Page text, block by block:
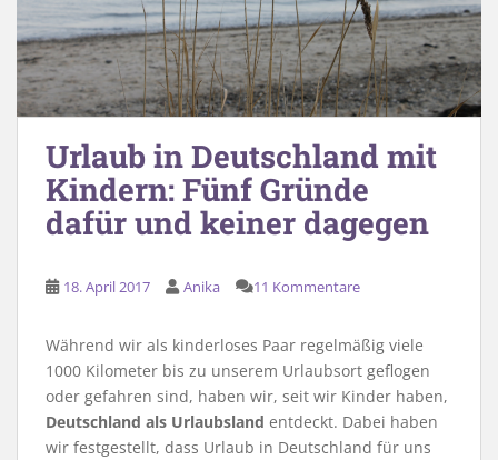
Urlaub in Deutschland mit
Kindern: Fünf Gründe
dafür und keiner dagegen
18. April 2017 Anika 11 Kommentare
Während wir als kinderloses Paar regelmäßig viele
1000 Kilometer bis zu unserem Urlaubsort geflogen
oder gefahren sind, haben wir, seit wir Kinder haben,
Deutschland als Urlaubsland entdeckt. Dabei haben
wir festgestellt, dass Urlaub in Deutschland für uns